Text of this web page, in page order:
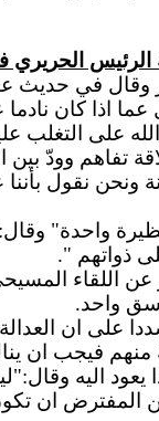
الحريري
وقال في
اذا كان
على التغلب
تفاهم وودّ بين
ونحن نقول
واحدة"
ذواتهم ".
عن اللقاء
واحد.
على ان
فيجب ان
يعود اليه
المفترض ان